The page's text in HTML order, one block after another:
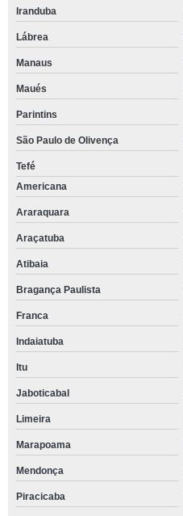
Iranduba
Lábrea
Manaus
Maués
Parintins
São Paulo de Olivença
Tefé
Americana
Araraquara
Araçatuba
Atibaia
Bragança Paulista
Franca
Indaiatuba
Itu
Jaboticabal
Limeira
Marapoama
Mendonça
Piracicaba